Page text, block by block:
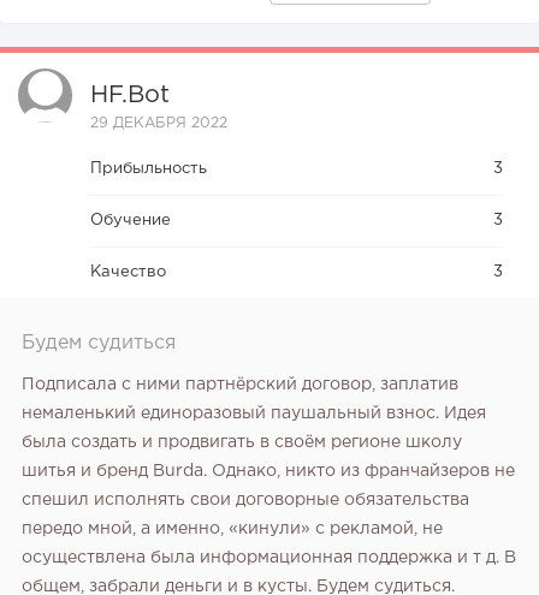
прибыль 300 тысяч...
HF.bot
29 ДЕКАБРЯ 2022
Прибыльность 3
Обучение 3
Качество 3
Будем судиться
Подписала с ними партнёрский договор, заплатив
немаленький единоразовый паушальный взнос. Идея
была создать и продвигать в своём регионе школу
шитья и бренд Burda. Однако, никто из франчайзеров не
спешил исполнять свои договорные обязательства
передо мной, а именно, «кинули» с рекламой, не
осуществлена была информационная поддержка и т д. В
общем, забрали деньги и в кусты. Будем судиться.